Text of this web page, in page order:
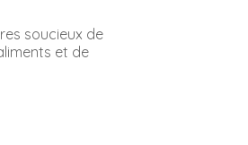
soucieux de
et de